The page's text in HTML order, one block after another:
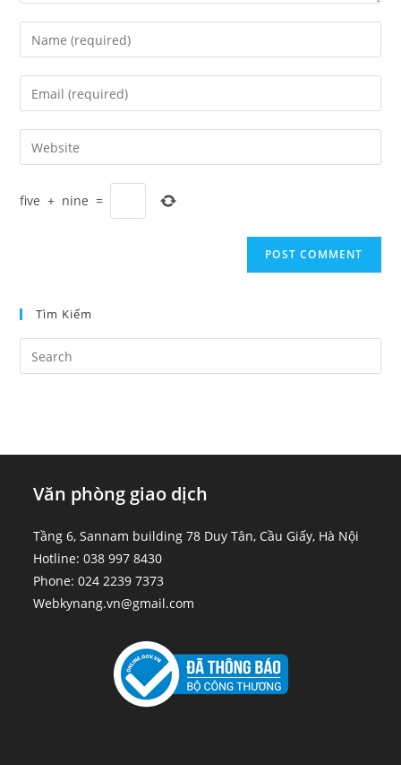
Enter
your
name
comment
Enter
your
email
address
comment
Enter
your
URL
five + nine =
Tìm Kiếm
Văn phòng giao dịch
Tầng 6, Sannam building 78 Duy Tân, Cầu Giấy, Hà Nội
Hotline: 038 997 8430
Phone: 024 2239 7373
Webkynang.vn@gmail.com